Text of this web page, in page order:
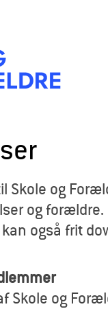
Skole og
og forældre.
også frit
Skole og